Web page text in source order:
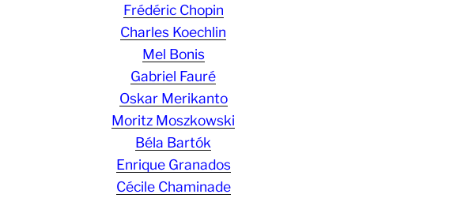
Frédéric Chopin
Charles Koechlin
Mel Bonis
Gabriel Fauré
Oskar Merikanto
Moritz Moszkowski
Béla Bartók
Enrique Granados
Cécile Chaminade